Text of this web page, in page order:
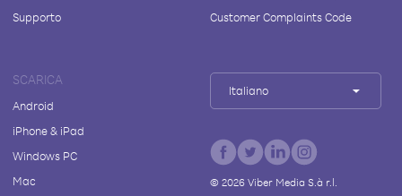
Supporto
Customer Complaints Code
SCARICA
Android
iPhone & iPad
Windows PC
Mac
Italiano
© 2026Viber Media S.à r.l.